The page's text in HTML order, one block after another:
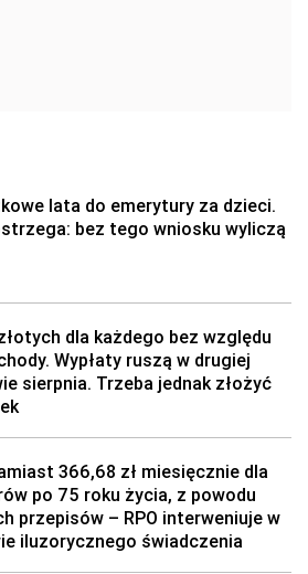
lata do emerytury za dzieci.
bez tego wniosku wyliczą
dla każdego bez względu
Wypłaty ruszą w drugiej
sierpnia. Trzeba jednak złożyć
366,68 zł miesięcznie dla
po 75 roku życia, z powodu
przepisów – RPO interweniuje w
iluzorycznego świadczenia